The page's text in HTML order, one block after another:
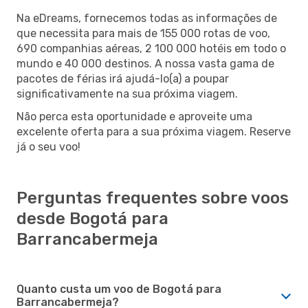
Na eDreams, fornecemos todas as informações de
que necessita para mais de 155 000 rotas de voo,
690 companhias aéreas, 2 100 000 hotéis em todo o
mundo e 40 000 destinos. A nossa vasta gama de
pacotes de férias irá ajudá-lo(a) a poupar
significativamente na sua próxima viagem.
Não perca esta oportunidade e aproveite uma
excelente oferta para a sua próxima viagem. Reserve
já o seu voo!
Perguntas frequentes sobre voos
desde Bogotá para
Barrancabermeja
Quanto custa um voo de Bogotá para
Barrancabermeja?